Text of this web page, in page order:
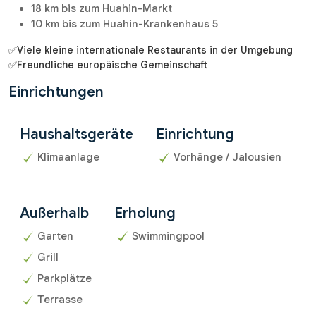
18 km bis zum Huahin-Markt
10 km bis zum Huahin-Krankenhaus 5
✅Viele kleine internationale Restaurants in der Umgebung
✅Freundliche europäische Gemeinschaft
Einrichtungen
Haushaltsgeräte
Klimaanlage
Einrichtung
Vorhänge / Jalousien
Außerhalb
Garten
Grill
Parkplätze
Terrasse
Erholung
Swimmingpool